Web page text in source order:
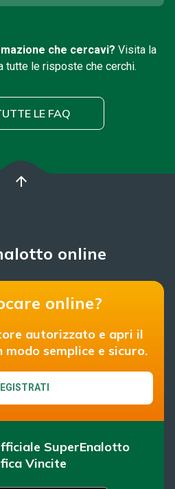
che cercavi? Visita la
tutte le risposte che cerchi.
LE FAQ
arrow_upward
online
online?
autorizzato e apri il
semplice e sicuro.
SuperEnalotto
Vincite